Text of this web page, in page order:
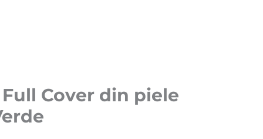
Cover din piele